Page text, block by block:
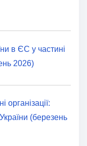
в ЄС у частині
2026)
організації:
(березень